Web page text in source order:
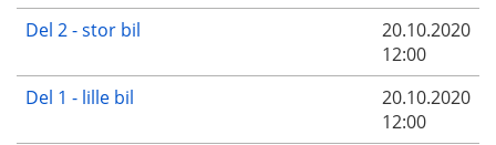
Del 2 - stor bil
20.10.2020
12:00
Del 1 - lille bil
20.10.2020
12:00